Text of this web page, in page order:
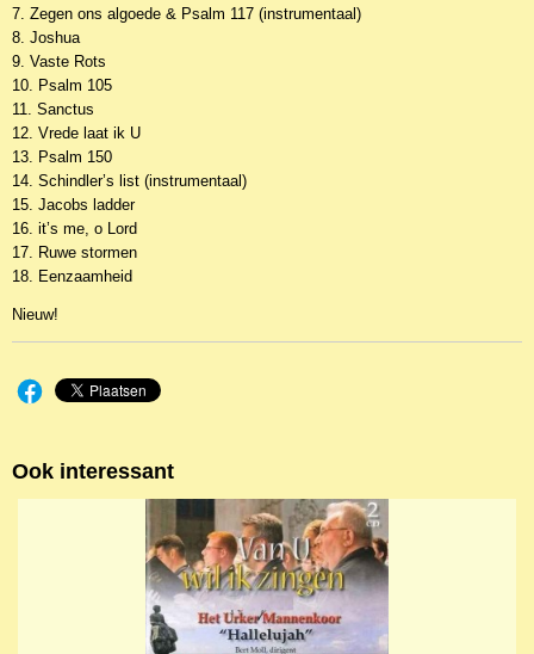
7. Zegen ons algoede & Psalm 117 (instrumentaal)
8. Joshua
9. Vaste Rots
10. Psalm 105
11. Sanctus
12. Vrede laat ik U
13. Psalm 150
14. Schindler’s list (instrumentaal)
15. Jacobs ladder
16. it’s me, o Lord
17. Ruwe stormen
18. Eenzaamheid
Nieuw!
Ook interessant